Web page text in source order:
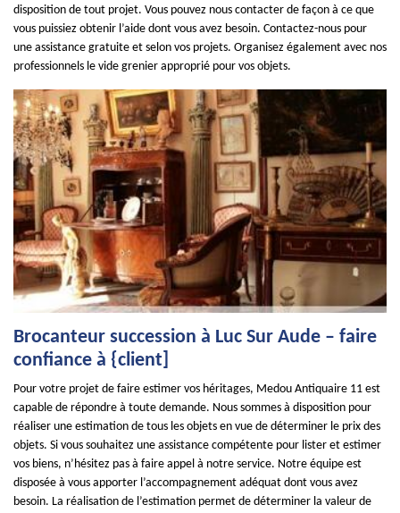
disposition de tout projet. Vous pouvez nous contacter de façon à ce que
vous puissiez obtenir l’aide dont vous avez besoin. Contactez-nous pour
une assistance gratuite et selon vos projets. Organisez également avec nos
professionnels le vide grenier approprié pour vos objets.
Brocanteur succession à Luc Sur Aude – faire
confiance à {client]
Pour votre projet de faire estimer vos héritages, Medou Antiquaire 11 est
capable de répondre à toute demande. Nous sommes à disposition pour
réaliser une estimation de tous les objets en vue de déterminer le prix des
objets. Si vous souhaitez une assistance compétente pour lister et estimer
vos biens, n’hésitez pas à faire appel à notre service. Notre équipe est
disposée à vous apporter l’accompagnement adéquat dont vous avez
besoin. La réalisation de l’estimation permet de déterminer la valeur de